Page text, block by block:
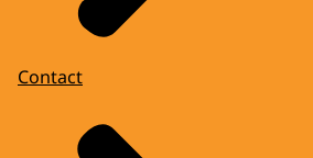
Contact